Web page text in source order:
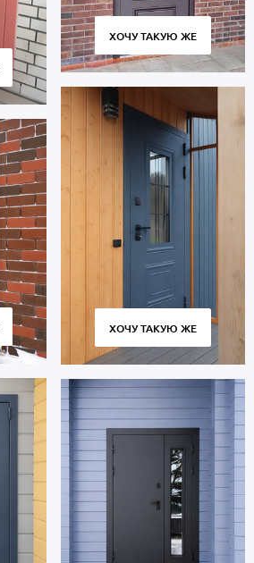
ХОЧУ ТАКУЮ ЖЕ
ХОЧУ ТАКУЮ ЖЕ